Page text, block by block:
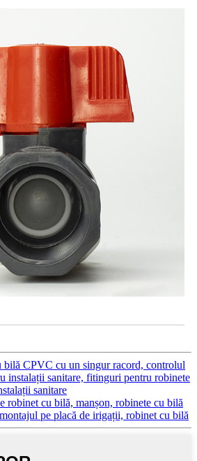
bilă CPVC cu un singur racord, controlul
instalații sanitare, fitinguri pentru robinete
sanitare
robinet cu bilă, manșon, robinete cu bilă
pe placă de irigații, robinet cu bilă